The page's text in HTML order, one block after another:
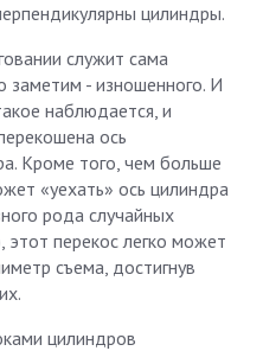
цилиндры.
служит сама
заметим - изношенного. И
наблюдается, и
ось
Кроме того, чем больше
«уехать» ось цилиндра
рода случайных
перекос легко может
съема, достигнув
цилиндров